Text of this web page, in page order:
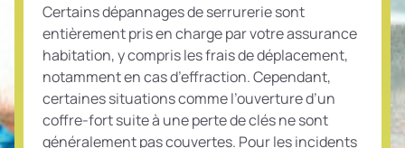
Certains dépannages de serrurerie sont
entièrement pris en charge par votre assurance
habitation, y compris les frais de déplacement,
notamment en cas d’effraction. Cependant,
certaines situations comme l’ouverture d’un
coffre-fort suite à une perte de clés ne sont
généralement pas couvertes. Pour les incidents